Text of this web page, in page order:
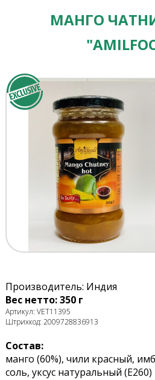
МАНГО
Производитель: Индия
Вес нетто: 350 г
Артикул: VET11395
Штрихкод: 2009728836913
Состав:
манго (60%), чили красный,
соль, уксус натуральный (E260)